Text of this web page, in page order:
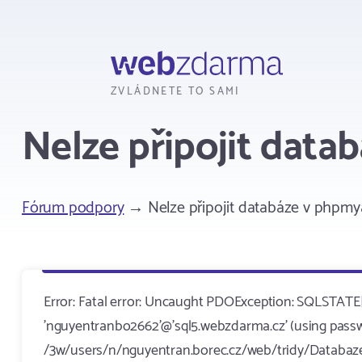
ZVLÁDNETE TO SAMI
Nelze připojit
Fórum podpory→ Nelze připojit databáze v
Error: Fatal error: Uncaught PDOException:
'nguyentranbo2662'@'sql5.webzdarma.cz' (using
/3w/users/n/nguyentran.borec.cz/web/tridy/